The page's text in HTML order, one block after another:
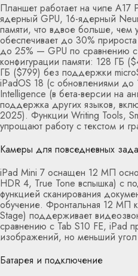
Планшет работает на чипе
ядерный GPU, 16-ядерный
памяти, что вдвое больше, чем
обеспечивает до 30%
до 25% — GPU по сравнению
конфигурации памяти: 128 ГБ
ГБ ($799) без поддержки
iPadOS 18 (с обновлениями
Intelligence (в бета-версии на
поддержка других языков,
2025). Функции Writing Tools,
упрощают работу с текстом и
Камеры для повседневных
iPad Mini 7 оснащен 12 МП
HDR 4, True Tone вспышка) с
функцией сканирования
обучение. Фронтальная 12 МП
Stage) поддерживает
сравнению с Tab S10 FE, iPad
изображений, но меньший
Батарея и подключение